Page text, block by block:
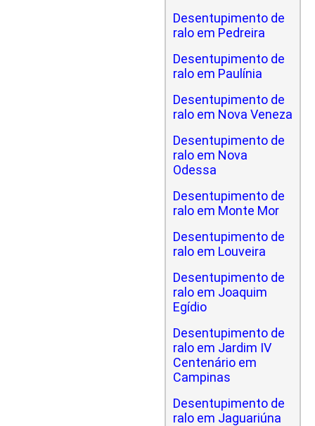
Desentupimento de
ralo em Pedreira
Desentupimento de
ralo em Paulínia
Desentupimento de
ralo em Nova Veneza
Desentupimento de
ralo em Nova
Odessa
Desentupimento de
ralo em Monte Mor
Desentupimento de
ralo em Louveira
Desentupimento de
ralo em Joaquim
Egídio
Desentupimento de
ralo em Jardim IV
Centenário em
Campinas
Desentupimento de
ralo em Jaguariúna